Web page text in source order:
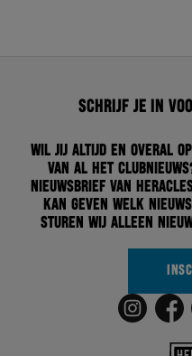
Schrijf je in
Wil jij altijd en overal op
van al het
nieuwsbrief van
kan geven welk
sturen wij alleen